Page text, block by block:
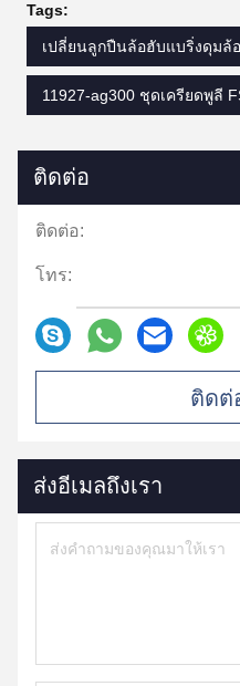
Tags:
เปลี่ยนลูกปืนล้อฮับแบริ่งดุมล้
11927-ag300 ชุดเครียดพูลี
ติดต่อ
ติดต่อ:
โทร:
ติดต่
ส่งอีเมลถึงเรา